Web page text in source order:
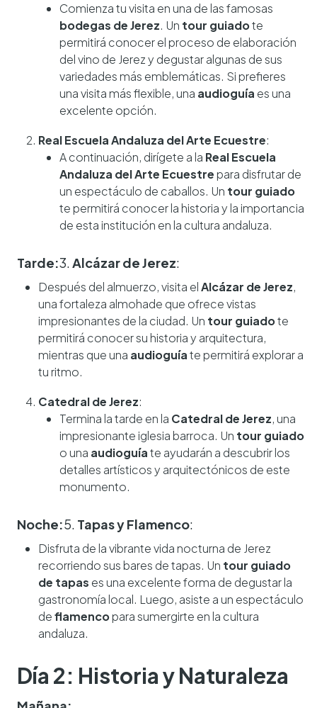
Comienza tu visita en una de las famosas
bodegas de Jerez. Un tour guiadote
permitirá conocer el proceso de elaboración
del vino de Jerez y degustar algunas de sus
variedades más emblemáticas. Si prefieres
una visita más flexible, una audioguía es una
excelente opción.
Real Escuela Andaluza del Arte Ecuestre:
A continuación, dirígete a la Real Escuela
Andaluza del Arte Ecuestre para disfrutar de
un espectáculo de caballos. Un tour guiado
te permitirá conocer la historia y la importancia
de esta institución en la cultura andaluza.
Tarde:3.Alcázar de Jerez:
Después del almuerzo, visita elAlcázar de Jerez,
una fortaleza almohade que ofrece vistas
impresionantes de la ciudad. Un tour guiadote
permitirá conocer su historia y arquitectura,
mientras que una audioguíate permitirá explorar a
tu ritmo.
Catedral de Jerez:
Termina la tarde en la Catedral de Jerez, una
impresionante iglesia barroca. Un tour guiado
o una audioguíate ayudarán a descubrir los
detalles artísticos y arquitectónicos de este
monumento.
Noche:5. Tapas y Flamenco:
Disfruta de la vibrante vida nocturna de Jerez
recorriendo sus bares de tapas. Un tour guiado
de tapas es una excelente forma de degustar la
gastronomía local. Luego, asiste a un espectáculo
deflamencopara sumergirte en la cultura
andaluza.
Día 2: Historia y Naturaleza